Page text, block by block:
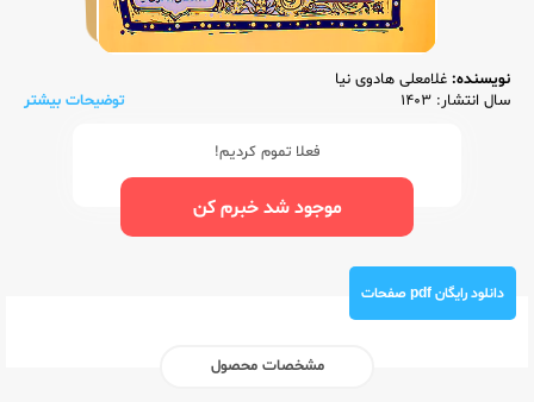
نویسنده: غلامعلی هادوی نیا
سال انتشار: 1403
توضیحات بیشتر
فعلا تموم کردیم!
موجود شد خبرم کن
دانلود رایگان pdf صفحات
مشخصات محصول